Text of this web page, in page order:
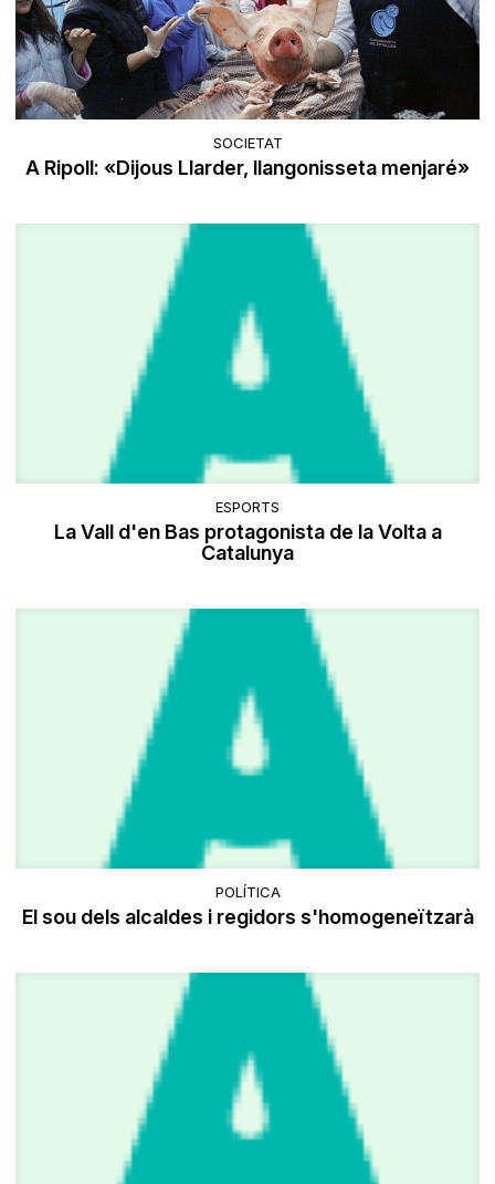
SOCIETAT
A Ripoll: «Dijous Llarder, llangonisseta menjaré»
ESPORTS
La Vall d'en Bas protagonista de la Volta a
Catalunya
POLÍTICA
El sou dels alcaldes i regidors s'homogeneïtzarà